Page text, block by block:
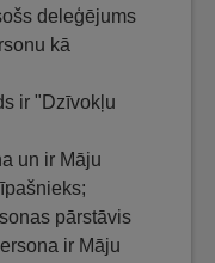
deleģējums
kā
ir "Dzīvokļu
un ir Māju
pārstāvis
ir Māju